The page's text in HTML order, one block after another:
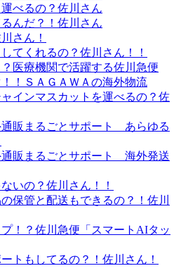
べるの？佐川さん
んだ？！佐川さん
さん！
てくれるの？佐川さん！！
医療機関で活躍する佐川急便
！ＳＡＧＡＷＡの海外物流
インマスカットを運べるの？佐
通販まるごとサポート あらゆる
通販まるごとサポート 海外発送
いの？佐川さん！！
保管と配送もできるの？！佐川
！？佐川急便「スマートAIタッ
トもしてるの？！佐川さん！